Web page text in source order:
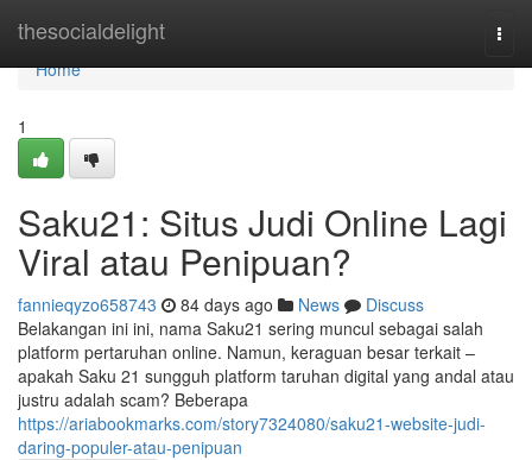
thesocialdelight
Home
Home
1
Saku21: Situs Judi Online Lagi
Viral atau Penipuan?
fannieqyzo658743 84 days ago News
Discuss
Belakangan ini ini, nama Saku21 sering muncul sebagai salah
platform pertaruhan online. Namun, keraguan besar terkait –
apakah Saku 21 sungguh platform taruhan digital yang andal atau
justru adalah scam? Beberapa
https://ariabookmarks.com/story7324080/saku21-website-judi-
daring-populer-atau-penipuan